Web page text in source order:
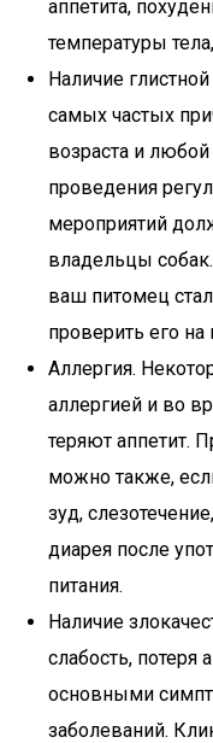
аппетита,
температуры
Наличие
самых частых
возраста и
проведения
мероприятий
владельцы
ваш питомец
проверить его на
Аллергия.
аллергией и во
теряют аппетит.
можно также,
зуд,
диарея после
питания.
Наличие
слабость, потеря
основными
заболеваний.